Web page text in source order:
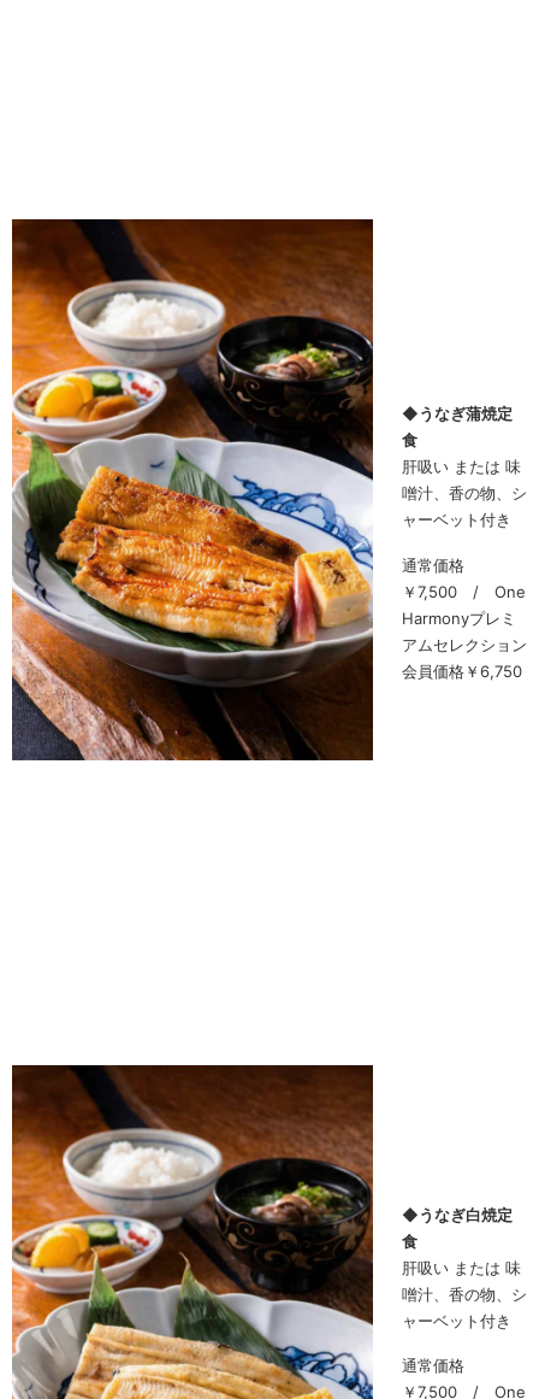
◆うなぎ蒲焼定
食
肝吸い または 味
噌汁、香の物、シ
ャーベット付き
通常価格
￥7,500 / One
Harmonyプレミ
アムセレクション
会員価格￥6,750
◆うなぎ白焼定
食
肝吸い または 味
噌汁、香の物、シ
ャーベット付き
通常価格
￥7,500 / One